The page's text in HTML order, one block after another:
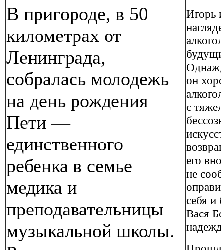
В пригороде, в 50
километрах от
Ленинграда,
собралась молодежь
на день рождения
Пети —
единственного
ребенка в семье
медика и
преподавательницы
музыкальной школы.
Игорь
он
с
его
не
себя
Вася